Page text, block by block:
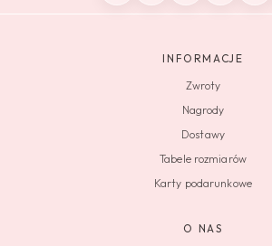
INFORMACJE
Zwroty
Nagrody
Dostawy
Tabele rozmiarów
Karty podarunkowe
O NAS